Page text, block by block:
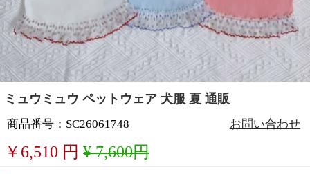
ミュウミュウ ペットウェア 犬服 夏 通販
商品番号：SC26061748 お問い合わせ
￥ 6,510 円 ¥ 7,600円